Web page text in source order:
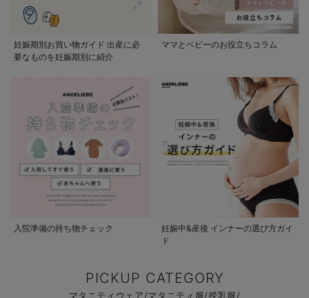
妊娠期別お買い物ガイド 出産に必
要なものを妊娠期別に紹介
ママとベビーのお役立ちコラム
入院準備の持ち物チェック
妊娠中&産後 インナーの選び方ガイ
ド
PICKUP CATEGORY
マタニティウェア/マタニティ服/授乳服/